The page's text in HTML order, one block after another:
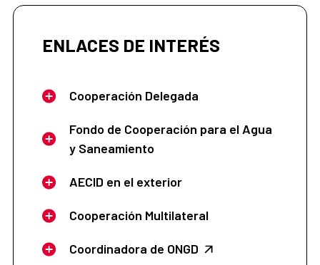
ENLACES DE INTERÉS
Cooperación Delegada
Fondo de Cooperación para el Agua
y Saneamiento
AECID en el exterior
Cooperación Multilateral
Coordinadora de ONGD